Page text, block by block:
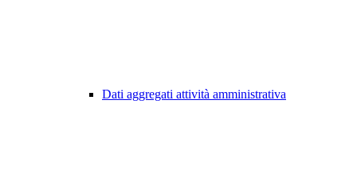
Dati aggregati attività amministrativa